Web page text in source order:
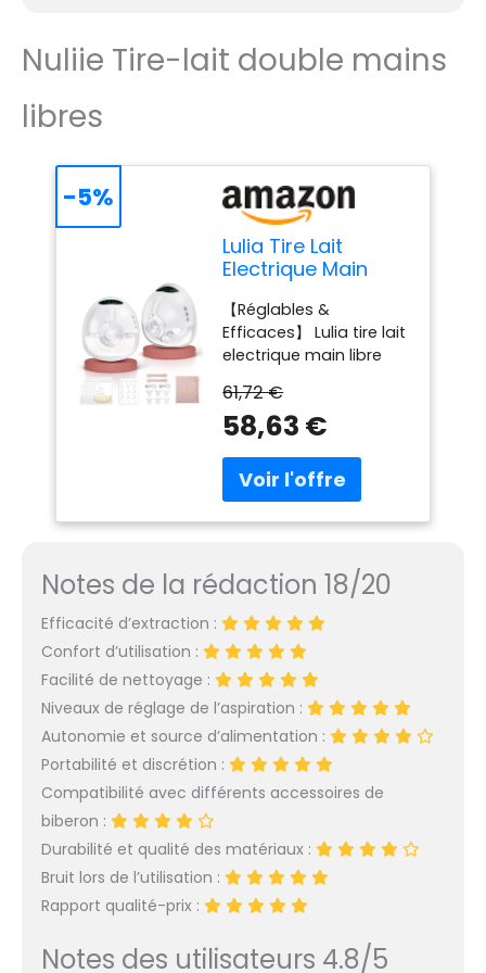
biberon de 4 oz (120
ml)
Nuliie Tire-lait double mains
libres
Lulia Tire Lait
Electrique Main
Modes 9 Niveaux
【Réglables &
Efficaces】 Lulia tire lait
electrique main libre
de 9 niveaux pour
mieux simuler les
d'aspiration du bébé.
Les mères peuvent
confortable et sans
& Portables】La tire lait
electrique peut être
portée mains libres
dans le sous-
vêtement. Même au
travail, à la conduite, en
voyage et dans
d’autres occasions, le
restrictions. La tire lait
portable est
compacte, légère et
transport. 【Sécurité
61,72 €
58,63 €
-5%
Notes de la rédaction 18/20
Efficacité d’extraction :
Confort d’utilisation :
Facilité de nettoyage :
Niveaux de réglage de l’aspiration :
Autonomie et source d’alimentation :
Portabilité et discrétion :
Compatibilité avec différents accessoires de
biberon :
Durabilité et qualité des matériaux :
Bruit lors de l’utilisation :
Rapport qualité-prix :
Notes des utilisateurs 4.8/5